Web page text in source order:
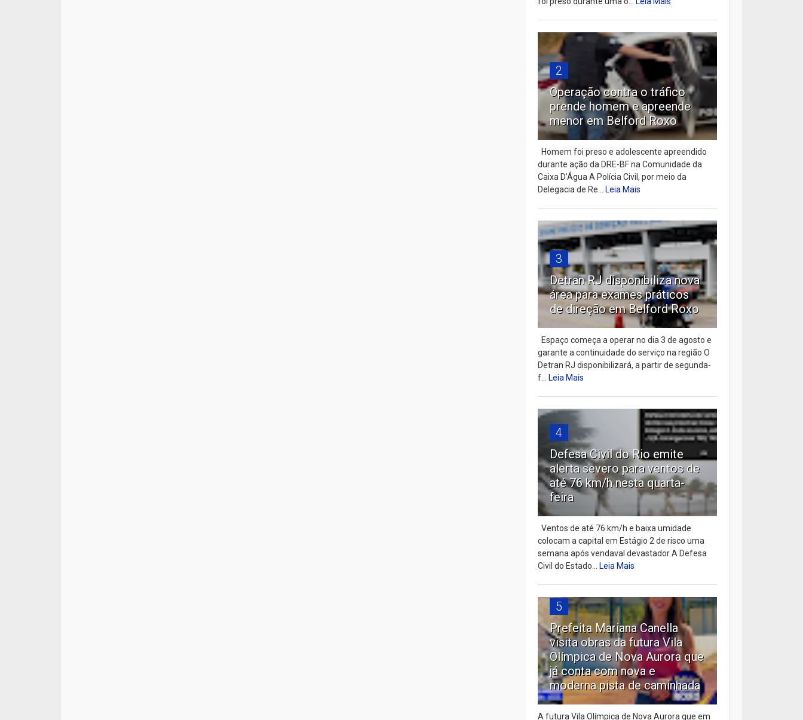
2
Operação contra o tráfico
prende homem e apreende
menor em Belford Roxo
Homem foi preso e adolescente apreendido
durante ação da DRE-BF na Comunidade da
Caixa D’Água A Polícia Civil, por meio da
Delegacia de Re...Leia Mais
3
Detran RJ disponibiliza nova
área para exames práticos
de direção em Belford Roxo
Espaço começa a operar no dia 3 de agosto e
garante a continuidade do serviço na região O
Detran RJ disponibilizará, a partir de segunda-
f...Leia Mais
4
Defesa Civil do Rio emite
alerta severo para ventos de
até 76 km/h nesta quarta-
feira
Ventos de até 76 km/h e baixa umidade
colocam a capital em Estágio 2 de risco uma
semana após vendaval devastador A Defesa
Civil do Estado...Leia Mais
5
Prefeita Mariana Canella
visita obras da futura Vila
Olímpica de Nova Aurora que
já conta com nova e
moderna pista de caminhada
A futura Vila Olímpica de Nova Aurora que em